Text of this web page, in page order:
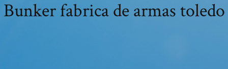
Bunker fabrica de armas toledo